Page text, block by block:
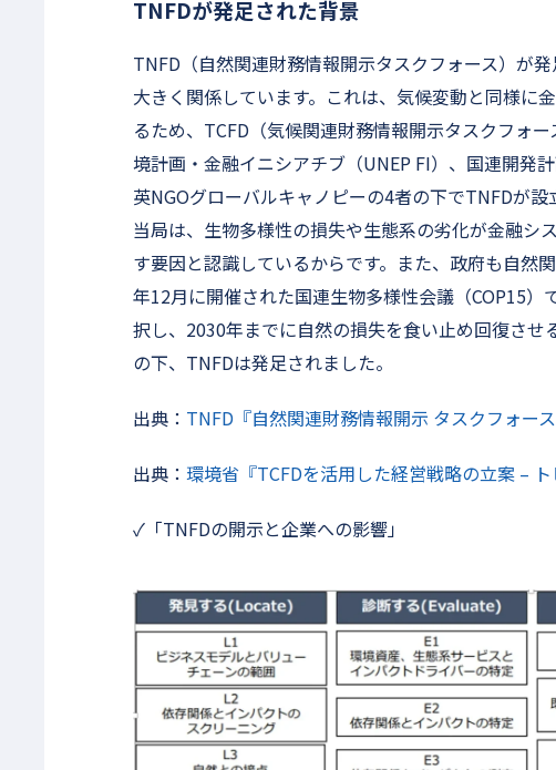
TNFDが発足された背景
TNFD（自然関連財務情報開示タスクフォース）が
大きく関係しています。これは、気候変動と同様に
るため、TCFD（気候関連財務情報開示タスクフォ
境計画・金融イニシアチブ（UNEP FI）、国連開発
英NGOグローバルキャノピーの4者の下でTNFDが
当局は、生物多様性の損失や生態系の劣化が金融シ
す要因と認識しているからです。また、政府も自然
年12月に開催された国連生物多様性会議（COP15
択し、2030年までに自然の損失を食い止め回復さ
の下、TNFDは発足されました。
出典： TNFD『自然関連財務情報開示 タスクフォー
出典： 環境省『TCFDを活用した経営戦略の立案 – ト
✓「TNFDの開示と企業への影響」